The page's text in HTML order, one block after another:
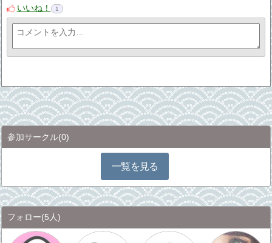
いいね！
1
参加サークル(0)
一覧を見る
フォロー(5人)